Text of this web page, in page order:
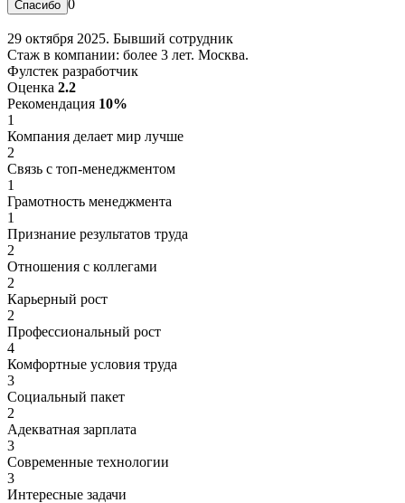
0
29 октября 2025. Бывший сотрудник
Стаж в компании: более 3 лет. Москва.
Фулстек разработчик
Оценка 2.2
Рекомендация 10%
1
Компания делает мир лучше
2
Связь с топ-менеджментом
1
Грамотность менеджмента
1
Признание результатов труда
2
Отношения с коллегами
2
Карьерный рост
2
Профессиональный рост
4
Комфортные условия труда
3
Социальный пакет
2
Адекватная зарплата
3
Современные технологии
3
Интересные задачи